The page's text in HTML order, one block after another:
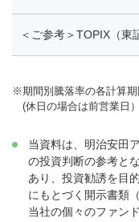
＜ご参考＞TOPIX（東
※期間別騰落率の各計算
(休日の場合は前営業日
当資料は、明治安田
の投資判断の参考と
あり、投資勧誘を目
にもとづく開示書類
当社の個々のファン